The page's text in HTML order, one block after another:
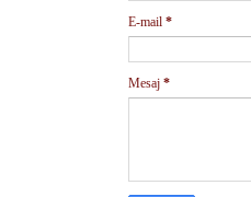
E-mail *
Mesaj *